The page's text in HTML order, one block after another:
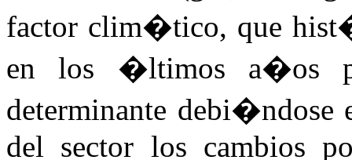
factor clim�tico, que
en los �ltimos a�os
determinante
del sector los cambios